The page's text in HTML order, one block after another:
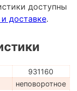
доступны
доставке.
931160
неповоротное